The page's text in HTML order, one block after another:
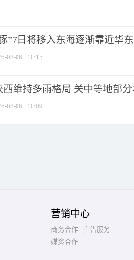
”7日将移入东海逐渐靠近华
08-06 10:15
西维持多雨格局 关中等地部
08-06 10:09
营销中心
商务合作
广告服务
媒资合作